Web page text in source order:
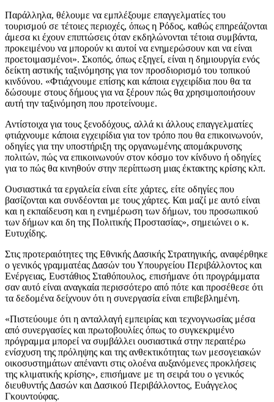
Παράλληλα, θέλουμε να εμπλέξουμε επαγγελματίες του
τουρισμού σε τέτοιες περιοχές, όπως η Ρόδος, καθώς επηρεάζονται
άμεσα κι έχουν επιπτώσεις όταν εκδηλώνονται τέτοια συμβάντα,
προκειμένου να μπορούν κι αυτοί να ενημερώσουν και να είναι
προετοιμασμένοι». Σκοπός, όπως εξηγεί, είναι η δημιουργία ενός
δείκτη αστικής ταξινόμησης για τον προσδιορισμό του τοπικού
κινδύνου. «Φτιάχνουμε επίσης και κάποια εγχειρίδια που θα τα
δώσουμε στους δήμους για να ξέρουν πώς θα χρησιμοποιήσουν
αυτή την ταξινόμηση που προτείνουμε.
Αντίστοιχα για τους ξενοδόχους, αλλά κι άλλους επαγγελματίες
φτιάχνουμε κάποια εγχειρίδια για τον τρόπο που θα επικοινωνούν,
οδηγίες για την υποστήριξη της οργανωμένης απομάκρυνσης
πολιτών, πώς να επικοινωνούν στον κόσμο τον κίνδυνο ή οδηγίες
για το πώς θα κινηθούν στην περίπτωση μιας έκτακτης κρίσης κλπ.
Ουσιαστικά τα εργαλεία είναι είτε χάρτες, είτε οδηγίες που
βασίζονται και συνδέονται με τους χάρτες. Και μαζί με αυτό είναι
και η εκπαίδευση και η ενημέρωση των δήμων, του προσωπικού
των δήμων και δη της Πολιτικής Προστασίας», σημειώνει ο κ.
Ευτυχίδης.
Στις προτεραιότητες της Εθνικής Δασικής Στρατηγικής, αναφέρθηκε
ο γενικός γραμματέας Δασών του Υπουργείου Περιβάλλοντος και
Ενέργειας, Ευστάθιος Σταθόπουλος, επισήμανε ότι προγράμματα
σαν αυτό είναι αναγκαία περισσότερο από πότε και προσέθεσε ότι
τα δεδομένα δείχνουν ότι η συνεργασία είναι επιβεβλημένη.
«Πιστεύουμε ότι η ανταλλαγή εμπειρίας και τεχνογνωσίας μέσα
από συνεργασίες και πρωτοβουλίες όπως το συγκεκριμένο
πρόγραμμα μπορεί να συμβάλλει ουσιαστικά στην περαιτέρω
ενίσχυση της πρόληψης και της ανθεκτικότητας των μεσογειακών
οικοσυστημάτων απέναντι στις ολοένα αυξανόμενες προκλήσεις
της κλιματικής κρίσης», επισήμανε με τη σειρά του ο γενικός
διευθυντής Δασών και Δασικού Περιβάλλοντος, Ευάγγελος
Γκουντούφας.